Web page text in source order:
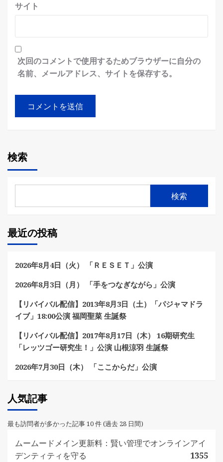
サイト
次回のコメントで使用するためブラウザーに自分の
名前、メールアドレス、サイトを保存する。
検索
検索
最近の投稿
2026年8月4日（火） 「ＲＥＳＥＴ」公演
2026年8月3日（月） 「手をつなぎながら」公演
【リバイバル配信】2013年8月3日（土）「パジャマドラ
イブ」18:00公演 福岡聖菜 生誕祭
【リバイバル配信】2017年8月17日（木） 16期研究生
「レッツゴー研究生！」公演 山根涼羽 生誕祭
2026年7月30日（木） 「ここからだ」公演
人気記事
最も訪問者が多かった記事 10 件 (過去 28 日間)
ムームードメイン更新料：賢い管理でオンラインアイ
デンティティを守る
1355